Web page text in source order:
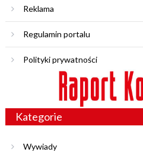
Reklama
Regulamin portalu
Polityki prywatności
Kategorie
Wywiady